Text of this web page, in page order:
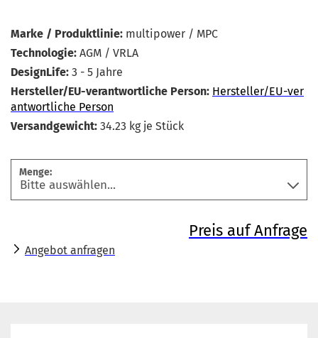
Marke / Produktlinie: multipower / MPC
Technologie: AGM / VRLA
DesignLife: 3 - 5 Jahre
Hersteller/EU-verantwortliche Person: Hersteller/EU-ver
antwortliche Person
Versandgewicht: 34.23 kg je Stück
Menge:
Preis auf Anfrage
Angebot anfragen